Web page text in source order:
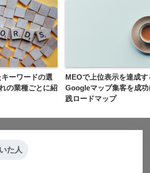
ーワードの選
の業種ごとに紹
MEOで上位表示を達成す
Googleマップ集客を成
践ロードマップ
た人